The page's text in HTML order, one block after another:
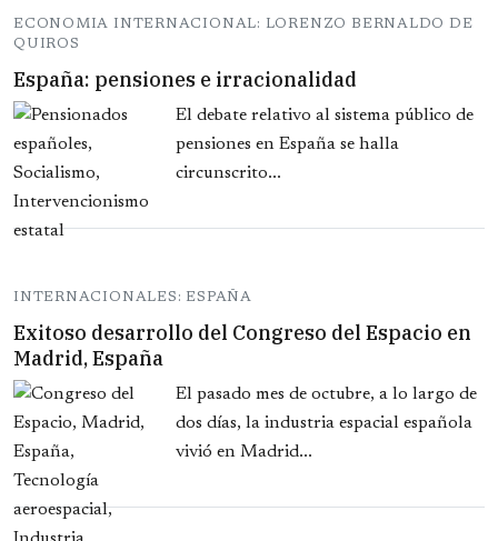
ECONOMIA INTERNACIONAL: LORENZO BERNALDO DE
QUIROS
España: pensiones e irracionalidad
El debate relativo al sistema público de
pensiones en España se halla
circunscrito...
INTERNACIONALES: ESPAÑA
Exitoso desarrollo del Congreso del Espacio en
Madrid, España
El pasado mes de octubre, a lo largo de
dos días, la industria espacial española
vivió en Madrid...